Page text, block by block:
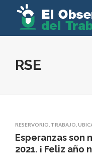
RSE
RESERVORIO TRABAJO
Esperanzas son
2021. ¡ Feliz año